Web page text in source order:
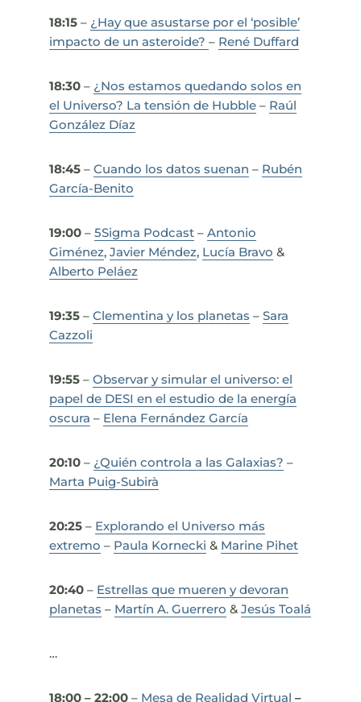
18:15– ¿Hay que asustarse por el ‘posible’
impacto de un asteroide? – René Duffard
18:30– ¿Nos estamos quedando solos en
el Universo? La tensión de Hubble– Raúl
González Díaz
18:45– Cuando los datos suenan – Rubén
García-Benito
19:00– 5Sigma Podcast– Antonio
Giménez, Javier Méndez, Lucía Bravo &
Alberto Peláez
19:35– Clementina y los planetas – Sara
Cazzoli
19:55– Observar y simular el universo: el
papel de DESI en el estudio de la energía
oscura – Elena Fernández García
20:10– ¿Quién controla a las Galaxias? –
Marta Puig-Subirà
20:25– Explorando el Universo más
extremo – Paula Kornecki & Marine Pihet
20:40– Estrellas que mueren y devoran
planetas – Martín A. Guerrero & Jesús Toalá
…
18:00 – 22:00 – Mesa de Realidad Virtual –